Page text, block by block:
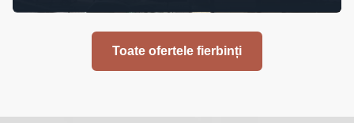
Toate ofertele fierbinți